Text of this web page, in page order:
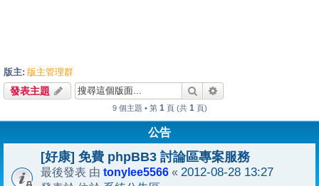
版主: 版主管理群
發表主題 搜尋
9 個主題 • 第 1 頁 (共 1 頁)
公告
[好康] 免費 phpBB3 討論區專案服務
最後發表 由 tonylee5566 « 2012-08-28 13:27